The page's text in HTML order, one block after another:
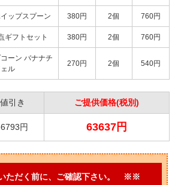
ップスプーン 380円 2個 760円
ギフトセット 380円 2個 760円
ーン バナナチ
ル
270円 2個 540円
値引き ご提供価格(税別)
円 63637円
だく前に、ご確認下さい。 ※※